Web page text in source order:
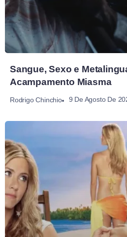
Sangue, Sexo e
Acampamento Miasma
Rodrigo Chinchio 9 De Agosto De